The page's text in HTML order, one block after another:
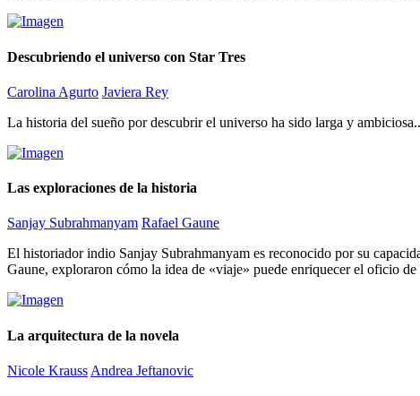
Descubriendo el universo con Star Tres
Carolina Agurto Javiera Rey
La historia del sueño por descubrir el universo ha sido larga y
Las exploraciones de la historia
Sanjay Subrahmanyam Rafael Gaune
El historiador indio Sanjay Subrahmanyam es reconocido por su
Gaune, exploraron cómo la idea de «viaje» puede enriquecer el oficio
La arquitectura de la novela
Nicole Krauss Andrea Jeftanovic